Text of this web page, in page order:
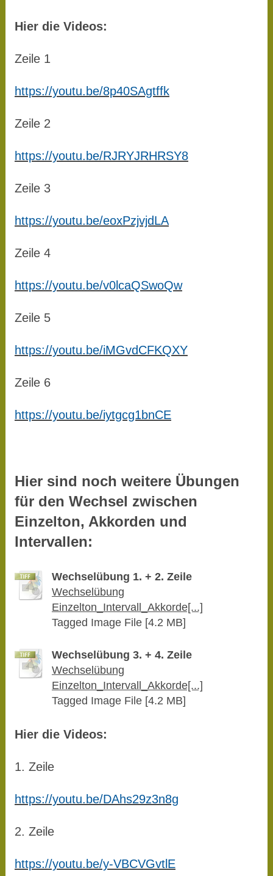
Hier die Videos:
Zeile 1
https://youtu.be/8p40SAgtffk
Zeile 2
https://youtu.be/RJRYJRHRSY8
Zeile 3
https://youtu.be/eoxPzjvjdLA
Zeile 4
https://youtu.be/v0lcaQSwoQw
Zeile 5
https://youtu.be/iMGvdCFKQXY
Zeile 6
https://youtu.be/iytgcg1bnCE
Hier sind noch weitere Übungen
für den Wechsel zwischen
Einzelton, Akkorden und
Intervallen:
Wechselübung 1. + 2. Zeile
Wechselübung
Einzelton_Intervall_Akkorde[...]
Tagged Image File [4.2 MB]
Wechselübung 3. + 4. Zeile
Wechselübung
Einzelton_Intervall_Akkorde[...]
Tagged Image File [4.2 MB]
Hier die Videos:
1. Zeile
https://youtu.be/DAhs29z3n8g
2. Zeile
https://youtu.be/y-VBCVGvtlE